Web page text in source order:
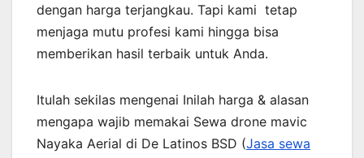
dengan harga terjangkau. Tapi kami tetap
menjaga mutu profesi kami hingga bisa
memberikan hasil terbaik untuk Anda.
Itulah sekilas mengenai Inilah harga & alasan
mengapa wajib memakai Sewa drone mavic
Nayaka Aerial di De Latinos BSD (Jasa sewa